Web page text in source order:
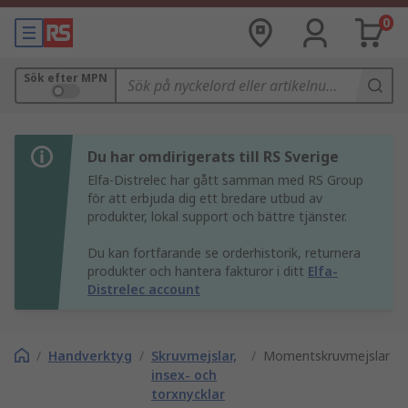
0
Sök efter MPN
Du har omdirigerats till RS Sverige
Elfa-Distrelec har gått samman med RS Group
för att erbjuda dig ett bredare utbud av
produkter, lokal support och bättre tjänster.
Du kan fortfarande se orderhistorik, returnera
produkter och hantera fakturor i ditt Elfa-
Distrelec account
/ Handverktyg / Skruvmejslar,
insex- och
torxnycklar
/ Momentskruvmejslar